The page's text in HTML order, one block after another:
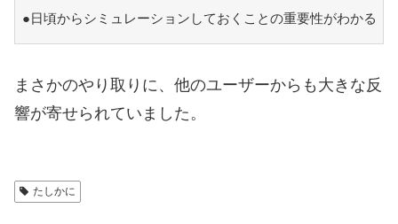
●日頃からシミュレーションしておくことの重要性がわかる
まさかのやり取りに、他のユーザーからも大きな反
響が寄せられていました。
たしかに